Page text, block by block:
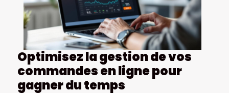
Optimisez la gestion de vos
commandes en ligne pour
gagner du temps